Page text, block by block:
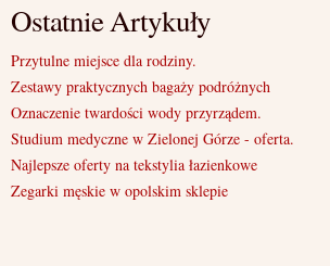
Ostatnie Artykuły
Przytulne miejsce dla rodziny.
Zestawy praktycznych bagaży podróżnych
Oznaczenie twardości wody przyrządem.
Studium medyczne w Zielonej Górze - oferta.
Najlepsze oferty na tekstylia łazienkowe
Zegarki męskie w opolskim sklepie